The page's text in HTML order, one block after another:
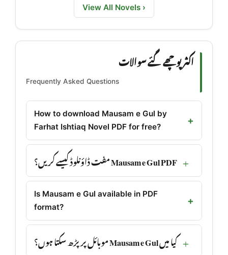
View All Novels ›
اکثر پوچھے گئے سوالات
Frequently Asked Questions
How to download Mausam e Gul by
Farhat Ishtiaq Novel PDF for free?
Mausam e Gul PDF مفت ڈاؤنلوڈ کیسے کریں؟
Is Mausam e Gul available in PDF
format?
کیا میں Mausam e Gul موبائل پر پڑھ سکتا ہوں؟